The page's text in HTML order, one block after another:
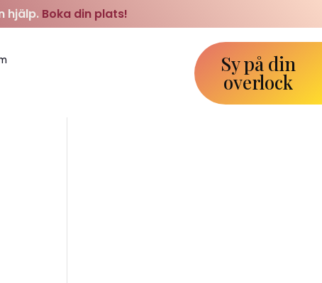
hjälp. Boka din plats!
Sy på din
overlock